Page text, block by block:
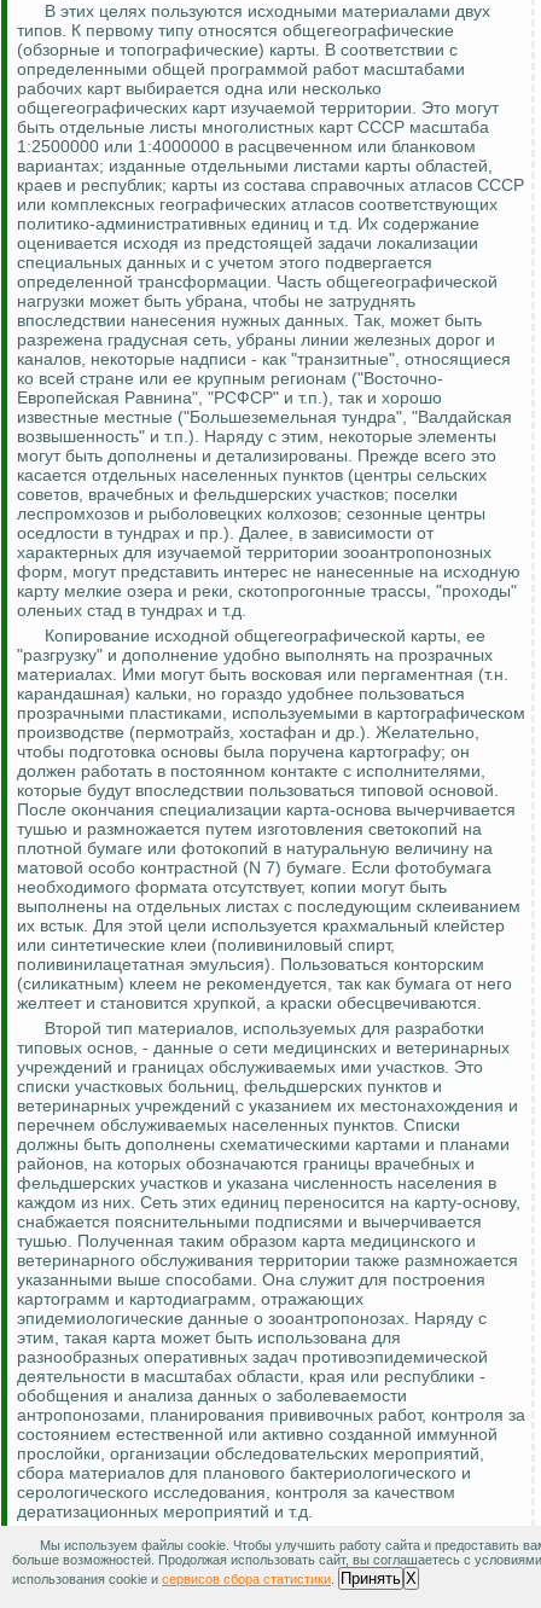
В этих целях пользуются исходными материалами двух
типов. К первому типу относятся общегеографические
(обзорные и топографические) карты. В соответствии с
определенными общей программой работ масштабами
рабочих карт выбирается одна или несколько
общегеографических карт изучаемой территории. Это могут
быть отдельные листы многолистных карт СССР масштаба
1:2500000 или 1:4000000 в расцвеченном или бланковом
вариантах; изданные отдельными листами карты областей,
краев и республик; карты из состава справочных атласов СССР
или комплексных географических атласов соответствующих
политико-административных единиц и т.д. Их содержание
оценивается исходя из предстоящей задачи локализации
специальных данных и с учетом этого подвергается
определенной трансформации. Часть общегеографической
нагрузки может быть убрана, чтобы не затруднять
впоследствии нанесения нужных данных. Так, может быть
разрежена градусная сеть, убраны линии железных дорог и
каналов, некоторые надписи - как "транзитные", относящиеся
ко всей стране или ее крупным регионам ("Восточно-
Европейская Равнина", "РСФСР" и т.п.), так и хорошо
известные местные ("Большеземельная тундра", "Валдайская
возвышенность" и т.п.). Наряду с этим, некоторые элементы
могут быть дополнены и детализированы. Прежде всего это
касается отдельных населенных пунктов (центры сельских
советов, врачебных и фельдшерских участков; поселки
леспромхозов и рыболовецких колхозов; сезонные центры
оседлости в тундрах и пр.). Далее, в зависимости от
характерных для изучаемой территории зооантропонозных
форм, могут представить интерес не нанесенные на исходную
карту мелкие озера и реки, скотопрогонные трассы, "проходы"
оленьих стад в тундрах и т.д.
Копирование исходной общегеографической карты, ее
"разгрузку" и дополнение удобно выполнять на прозрачных
материалах. Ими могут быть восковая или пергаментная (т.н.
карандашная) кальки, но гораздо удобнее пользоваться
прозрачными пластиками, используемыми в картографическом
производстве (пермотрайз, хостафан и др.). Желательно,
чтобы подготовка основы была поручена картографу; он
должен работать в постоянном контакте с исполнителями,
которые будут впоследствии пользоваться типовой основой.
После окончания специализации карта-основа вычерчивается
тушью и размножается путем изготовления светокопий на
плотной бумаге или фотокопий в натуральную величину на
матовой особо контрастной (N 7) бумаге. Если фотобумага
необходимого формата отсутствует, копии могут быть
выполнены на отдельных листах с последующим склеиванием
их встык. Для этой цели используется крахмальный клейстер
или синтетические клеи (поливиниловый спирт,
поливинилацетатная эмульсия). Пользоваться конторским
(силикатным) клеем не рекомендуется, так как бумага от него
желтеет и становится хрупкой, а краски обесцвечиваются.
Второй тип материалов, используемых для разработки
типовых основ, - данные о сети медицинских и ветеринарных
учреждений и границах обслуживаемых ими участков. Это
списки участковых больниц, фельдшерских пунктов и
ветеринарных учреждений с указанием их местонахождения и
перечнем обслуживаемых населенных пунктов. Списки
должны быть дополнены схематическими картами и планами
районов, на которых обозначаются границы врачебных и
фельдшерских участков и указана численность населения в
каждом из них. Сеть этих единиц переносится на карту-основу,
снабжается пояснительными подписями и вычерчивается
тушью. Полученная таким образом карта медицинского и
ветеринарного обслуживания территории также размножается
указанными выше способами. Она служит для построения
картограмм и картодиаграмм, отражающих
эпидемиологические данные о зооантропонозах. Наряду с
этим, такая карта может быть использована для
разнообразных оперативных задач противоэпидемической
деятельности в масштабах области, края или республики -
обобщения и анализа данных о заболеваемости
антропонозами, планирования прививочных работ, контроля за
состоянием естественной или активно созданной иммунной
прослойки, организации обследовательских мероприятий,
сбора материалов для планового бактериологического и
серологического исследования, контроля за качеством
дератизационных мероприятий и т.д.
Таким образом, соответственно двум типам исходных
материалов подготавливаются и два типа картографических
основ - одна с общегеографической нагрузкой, вторая - с
дополнительной нагрузкой по организации здравоохранения.
Мы используем файлы cookie. Чтобы улучшить работу сайта и предоставить
больше возможностей. Продолжая использовать сайт, вы соглашаетесь с условиями
использования cookie и сервисов сбора статистики Принять X